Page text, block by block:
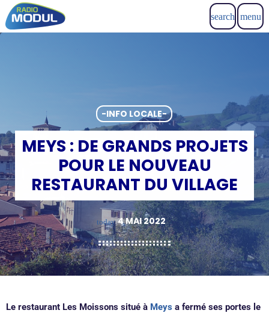
search menu
-INFO LOCALE-
MEYS : DE GRANDS PROJETS
POUR LE NOUVEAU
RESTAURANT DU VILLAGE
today 4 MAI 2022
Le restaurant Les Moissons situé à Meys a fermé ses portes le